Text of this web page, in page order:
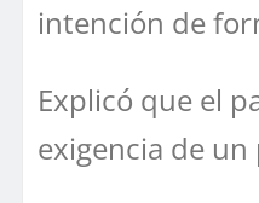
intención de
Explicó que el
exigencia de